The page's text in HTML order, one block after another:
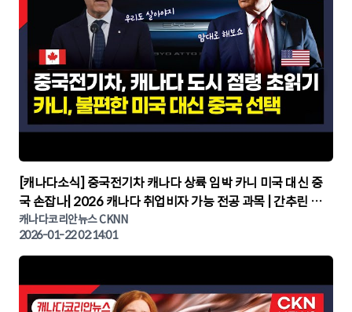
▶
[캐나다소식] 중국전기차 캐나다 상륙 임박 카니 미국 대신 중
국 손잡나| 2026 캐나다 취업비자 가능 전공 과목 | 간추린 캐
나다뉴스 | CKNNEWS, 캐나다코리안뉴스
캐나다코리안뉴스 CKNN
2026-01-22 02:14:01